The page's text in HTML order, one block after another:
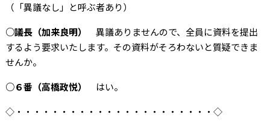
（「異議なし」と呼ぶ者あり）
○議長（加来良明）
異議ありませんので、全員に資料を提出
するよう要求いたします。その資料がそろわないと質疑できま
せんか。
○６番（高橋政悦）
はい。
◇・・・・・・・・・・・・・・・・・・・・・・◇